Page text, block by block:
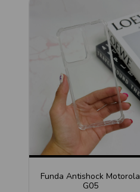
Funda Antishock Motorola
G05